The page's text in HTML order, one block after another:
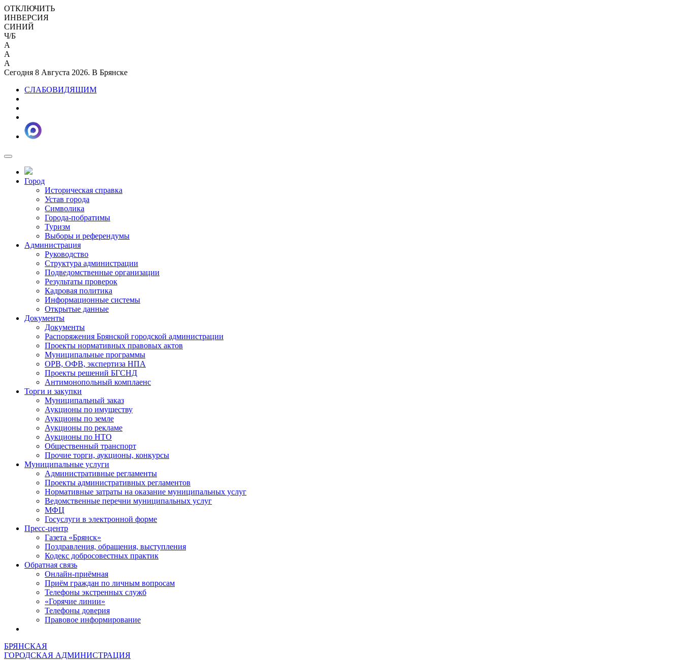
ОТКЛЮЧИТЬ
ИНВЕРСИЯ
СИНИЙ
Ч/Б
A
A
A
Сегодня 8 Августа 2026. В Брянске
СЛАБОВИДЯЩИМ
Город
Историческая справка
Устав города
Символика
Города-побратимы
Туризм
Выборы и референдумы
Администрация
Руководство
Структура администрации
Подведомственные организации
Результаты проверок
Кадровая политика
Информационные системы
Открытые данные
Документы
Документы
Распоряжения Брянской городской администрации
Проекты нормативных правовых актов
Муниципальные программы
ОРВ, ОФВ, экспертиза НПА
Проекты решений БГСНД
Антимонопольный комплаенс
Торги и закупки
Муниципальный заказ
Аукционы по имуществу
Аукционы по земле
Аукционы по рекламе
Аукционы по НТО
Общественный транспорт
Прочие торги, аукционы, конкурсы
Муниципальные услуги
Административные регламенты
Проекты административных регламентов
Нормативные затраты на оказание муниципальных услуг
Ведомственные перечни муниципальных услуг
МФЦ
Госуслуги в электронной форме
Пресс-центр
Газета «Брянск»
Поздравления, обращения, выступления
Кодекс добросовестных практик
Обратная связь
Онлайн-приёмная
Приём граждан по личным вопросам
Телефоны экстренных служб
«Горячие линии»
Телефоны доверия
Правовое информирование
БРЯНСКАЯ
ГОРОДСКАЯ АДМИНИСТРАЦИЯ